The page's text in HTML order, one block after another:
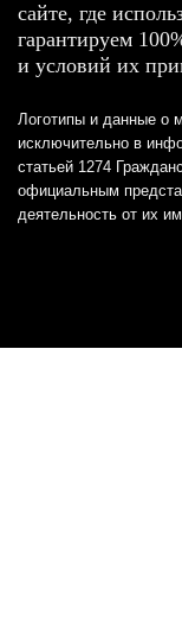
сайте, где
гарантируем
и условий их
Логотипы и данные о
исключительно в
статьей 1274
официальным
деятельность от их